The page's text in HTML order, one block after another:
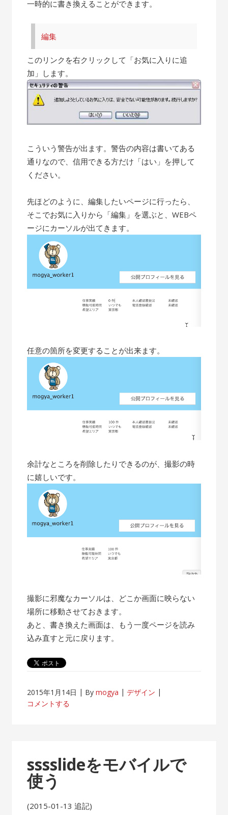
一時的に書き換えることができます。
編集
このリンクを右クリックして「お気に入りに追
加」します。
こういう警告が出ます。警告の内容は書いてある
通りなので、信用できる方だけ「はい」を押して
ください。
先ほどのように、編集したいページに行ったら、
そこでお気に入りから「編集」を選ぶと、WEBペ
ージにカーソルが出てきます。
任意の箇所を変更することが出来ます。
余計なところを削除したりできるのが、撮影の時
に嬉しいです。
撮影に邪魔なカーソルは、どこか画面に映らない
場所に移動させておきます。
あと、書き換えた画面は、もう一度ページを読み
込み直すと元に戻ります。
2015年1月14日 Bymogya
デザイン
コメントする
sssslideをモバイルで
使う
(2015-01-13 追記)